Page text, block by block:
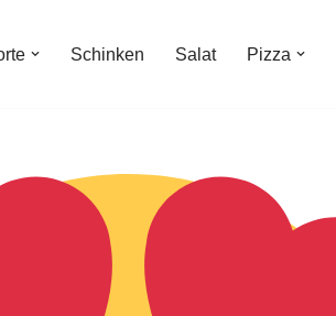
Schinken Salat Pizza